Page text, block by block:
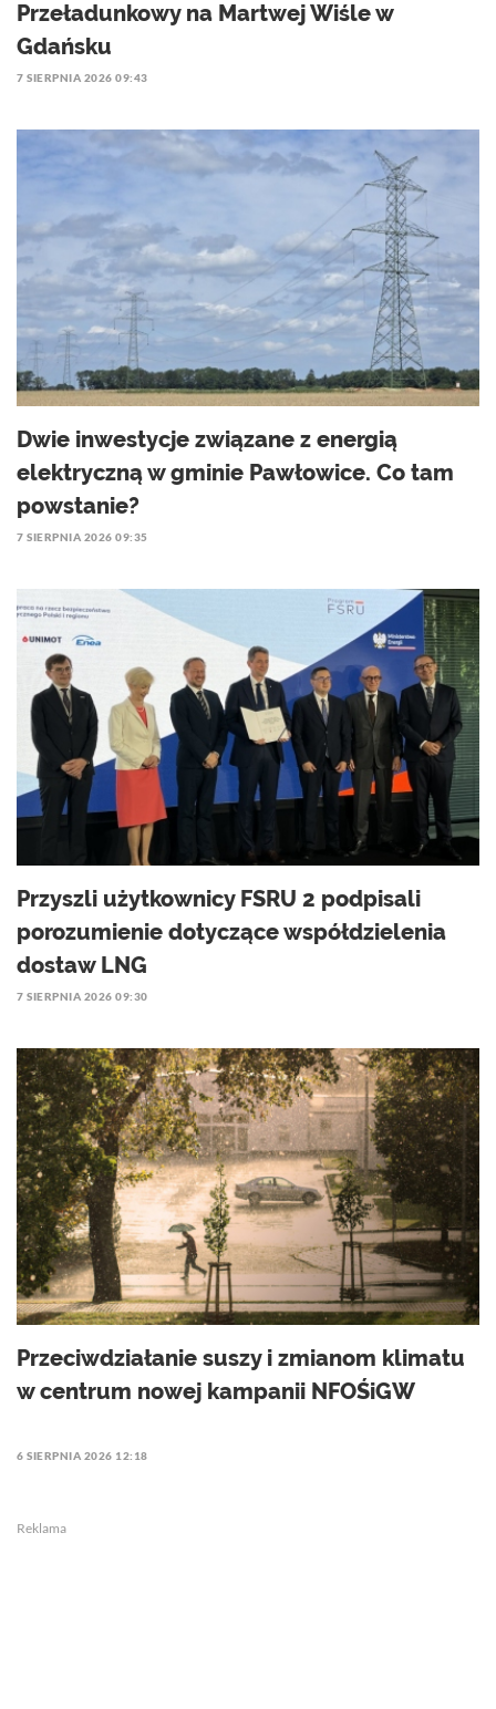
Przeładunkowy na Martwej Wiśle w
Gdańsku
7 SIERPNIA 2026 09:43
Dwie inwestycje związane z energią
elektryczną w gminie Pawłowice. Co tam
powstanie?
7 SIERPNIA 2026 09:35
Przyszli użytkownicy FSRU 2 podpisali
porozumienie dotyczące współdzielenia
dostaw LNG
7 SIERPNIA 2026 09:30
Przeciwdziałanie suszy i zmianom klimatu
w centrum nowej kampanii NFOŚiGW
6 SIERPNIA 2026 12:18
Reklama